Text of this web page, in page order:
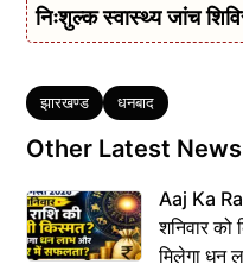
निःशुल्क स्वास्थ्य जांच
Tags
झारखण्ड धनबाद
Other Latest News
Aaj Ka
शनिवार
मिलेगा धन